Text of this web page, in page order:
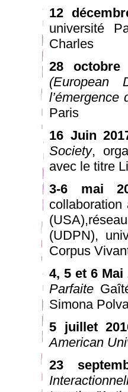
12
université
Charles
28 octobre
(European
l’émergence
Paris
16 Juin
Society,
avec le titre
3-6 mai
collaboration
(UDPN),
Corpus
4, 5 et 6 Mai
Parfaite
Simona
5 juillet
American
23